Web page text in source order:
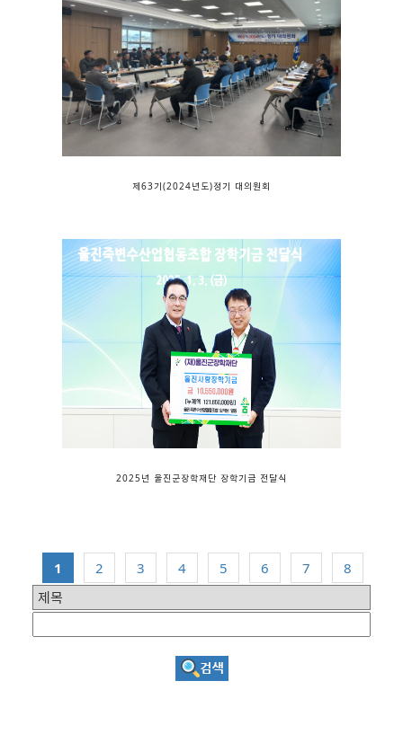
제63기(2024년도)정기 대의원회
2025년 울진군장학재단 장학기금 전달식
1 2 3 4 5 6 7 8